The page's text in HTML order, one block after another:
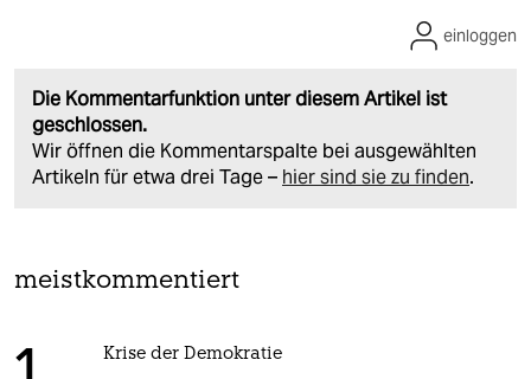
Die Kommentarfunktion unter diesem Artikel ist
geschlossen.
Wir öffnen die Kommentarspalte bei ausgewählten
Artikeln für etwa drei Tage – hier sind sie zu finden.
einloggen
meistkommentiert
Krise der Demokratie